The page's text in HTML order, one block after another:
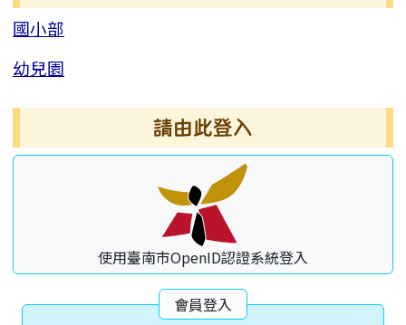
國小部
幼兒園
請由此登入
使用臺南市OpenID認證系統登入
會員登入